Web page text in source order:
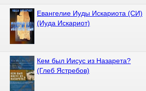
Евангелие Иуды Искариота (СИ)
(Иуда Искариот)
Кем был Иисус из Назарета?
(Глеб Ястребов)